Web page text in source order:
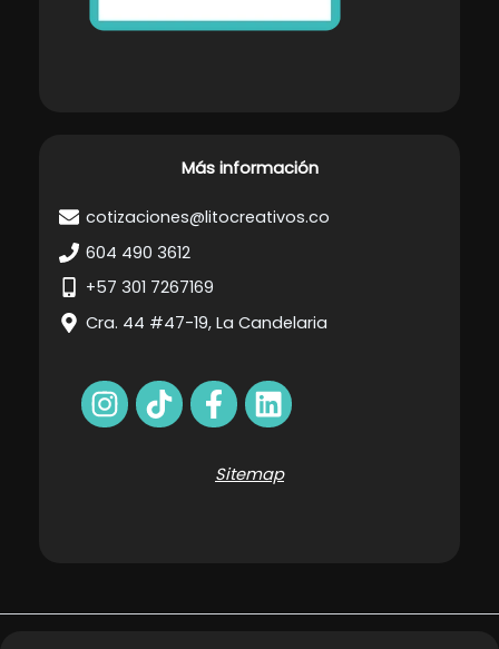
Más información
cotizaciones@litocreativos.co
604 490 3612
+57 301 7267169
Cra. 44 #47-19, La Candelaria
Sitemap